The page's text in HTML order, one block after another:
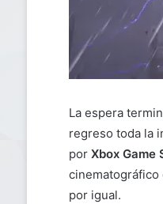
La espera
regreso toda la
por Xbox Game
cinematográfico
por igual.